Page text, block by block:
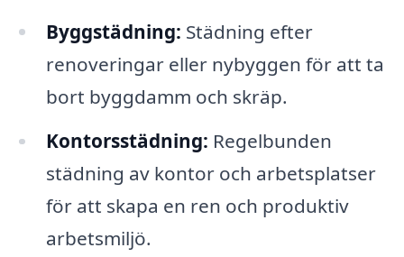
Byggstädning: Städning efter
renoveringar eller nybyggen för att ta
bort byggdamm och skräp.
Kontorsstädning: Regelbunden
städning av kontor och arbetsplatser
för att skapa en ren och produktiv
arbetsmiljö.